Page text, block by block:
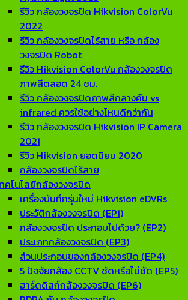
รีวิว กล้องวงจรปิด Hikvision ColorVu
2022
รีวิว กล้องวงจรปิดไร้สาย หรือ กล้อง
วงจรปิด Robot
รีวิว Hikvision ColorVu กล้องวงจรปิด
ภาพสีตลอด 24 ชม.
รีวิว กล้องวงจรปิดภาพสีกลางคืน vs
infrared ควรใช้อย่างไหนดีกว่ากัน
รีวิว กล้องวงจรปิด Hikvision IP Camera
2021
รีวิว Hikvision ยอดนิยม 2020
กล้องวงจรปิดไร้สาย
คโนโลยีกล้องวงจรปิด
เครื่องบันทึกรุ่นใหม่ Hikvision eDVRs
ประวัติกล้องวงจรปิด (EP1)
กล้องวงจรปิด ประกอบไปด้วย? (EP2)
ประเภทกล้องวงจรปิด (EP3)
ส่วนประกอบของกล้องวงจรปิด (EP4)
5 ปัจจัยกล้อง CCTV ชัดหรือไม่ชัด (EP5)
ฮาร์ดดิสก์กล้องวงจรปิด (EP6)